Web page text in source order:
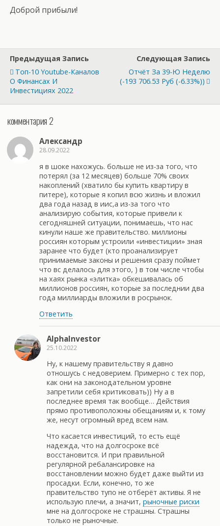
Доброй прибыли!
Предыдущая Запись
Топ-10 Youtube-Каналов
О Финансах И
Инвестициях 2022
Следующая Запись
Отчёт За 39-Ю Неделю
(-193 706.53 Руб (-6.33%))
комментария 2
Александр
28.09.2022
я в шоке нахожусь. больше не из-за того, что
потерял (за 12 месяцев) больше 70% своих
накоплений (хватило бы купить квартиру в
питере), которые я копил всю жизнь и вложил
два года назад в иис,а из-за того что
анализирую события, которые привели к
сегодняшней ситуации, понимаешь, что нас
кинули наше же правительство. миллионы
россиян которым устроили «инвестиции» зная
заранее что будет (кто проанализирует
принимаемые законы и решения сразу поймет
что вс делалось для этого, ) в том числе чтобы
на хаях рынка «элитка» обкешивалась об
миллионов россиян, которые за последнии два
года миллиарды вложили в росрынок.
Ответить
AlphaInvestor
25.10.2022
Ну, к нашему правительству я давно
отношусь с недоверием. Примерно с тех пор,
как они на законодательном уровне
запретили себя критиковать)) Ну а в
последнее время так вообще… Действия
прямо противоположны обещаниям и, к тому
же, несут огромный вред всем нам.
Что касается инвестиций, то есть ещё
надежда, что на долгосроке всё
восстановится. И при правильной
регулярной ребалансировке на
восстановлении можно будет даже выйти из
просадки. Если, конечно, то же
правительство тупо не отберёт активы. Я не
использую плечи, а значит, рыночные риски
мне на долгосроке не страшны. Страшны
только не рыночные.